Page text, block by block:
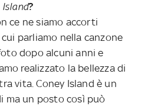
Island?
ce ne siamo accorti
parliamo nella canzone
dopo alcuni anni e
realizzato la bellezza di
vita. Coney Island è un
ma un posto così può